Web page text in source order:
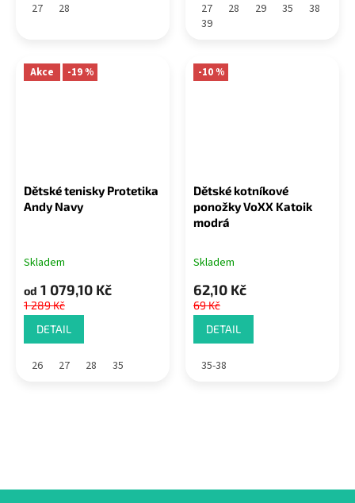
27 28 27 28 29 35
38
39
Akce -19 %
Dětské tenisky Protetika
Andy Navy
Skladem
od 1 079,10 Kč
1 289 Kč
DETAIL
26 27 28 35
-10 %
Dětské kotníkové
ponožky VoXX Katoik
modrá
Skladem
62,10 Kč
69 Kč
DETAIL
35-38